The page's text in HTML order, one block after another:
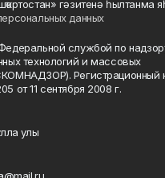
гәзитенә һылтанма
данных
службой по
технологий и массовых
Регистрационный
от 11 сентября 2008 г.
улы